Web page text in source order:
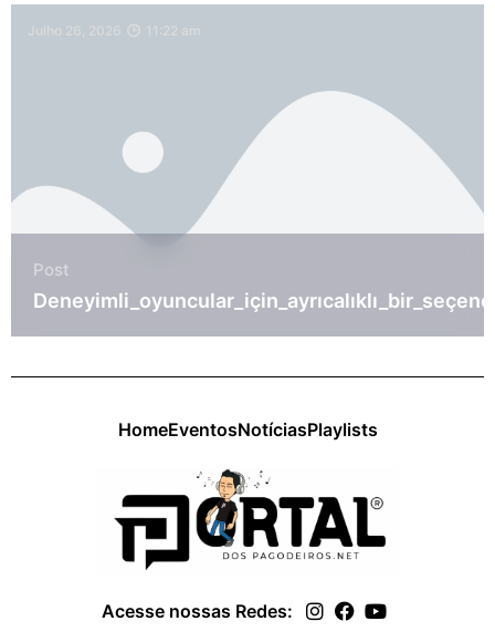
Julho 26, 2026 11:22 am
Post
HomeEventosNotíciasPlaylists
Acesse nossas Redes: